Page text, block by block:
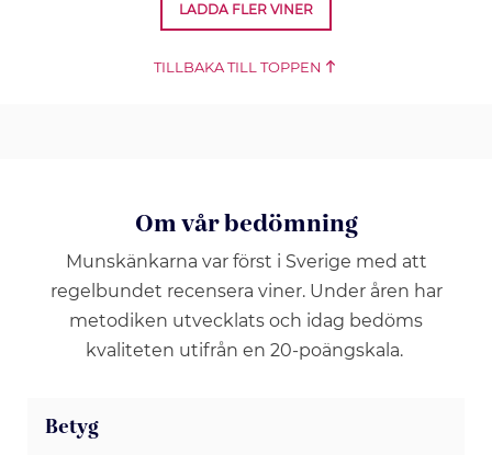
LADDA FLER VINER
TILLBAKA TILL TOPPEN
Om vår bedömning
Munskänkarna var först i Sverige med att
regelbundet recensera viner. Under åren har
metodiken utvecklats och idag bedöms
kvaliteten utifrån en 20-poängskala.
Betyg